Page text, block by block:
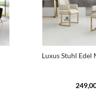
Luxus Stuhl Edel